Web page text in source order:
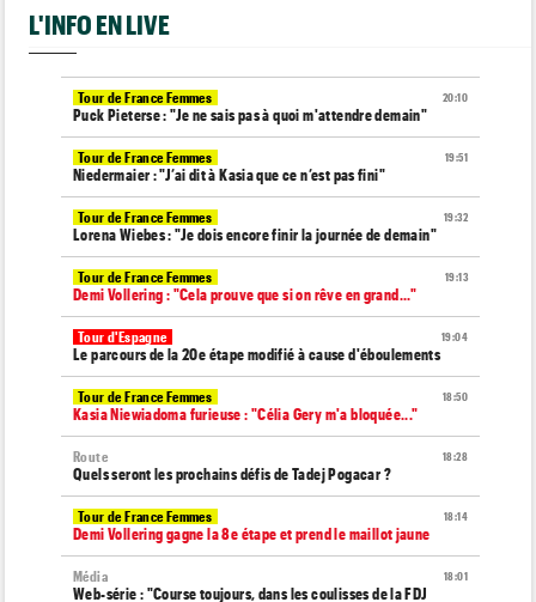
L'INFO EN LIVE
20:10
Tour de France Femmes
Puck Pieterse : "Je ne sais pas à quoi m'attendre demain"
19:51
Tour de France Femmes
Niedermaier : "J’ai dit à Kasia que ce n’est pas fini"
19:32
Tour de France Femmes
Lorena Wiebes : "Je dois encore finir la journée de demain"
19:13
Tour de France Femmes
Demi Vollering : "Cela prouve que si on rêve en grand..."
19:04
Tour d'Espagne
Le parcours de la 20e étape modifié à cause d'éboulements
18:50
Tour de France Femmes
Kasia Niewiadoma furieuse : "Célia Gery m'a bloquée..."
18:28
Route
Quels seront les prochains défis de Tadej Pogacar ?
18:14
Tour de France Femmes
Demi Vollering gagne la 8e étape et prend le maillot jaune
18:01
Média
Web-série : "Course toujours, dans les coulisses de la FDJ